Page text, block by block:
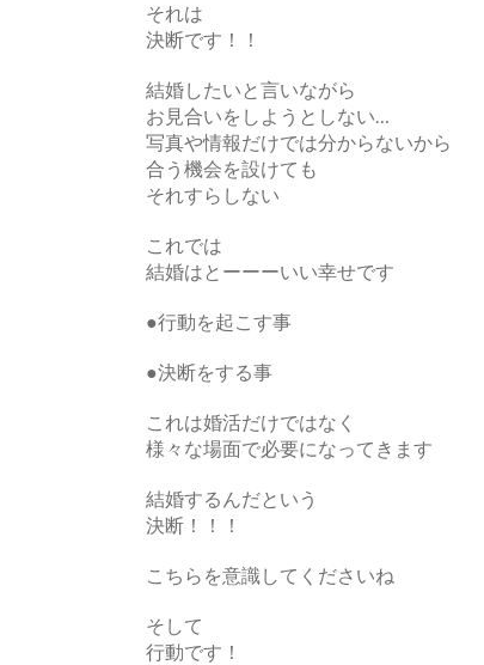
それは
決断です！！
結婚したいと言いながら
お見合いをしようとしない…
写真や情報だけでは分からないから
合う機会を設けても
それすらしない
これでは
結婚はとーーーいい幸せです
●行動を起こす事
●決断をする事
これは婚活だけではなく
様々な場面で必要になってきます
結婚するんだという
決断！！！
こちらを意識してくださいね
そして
行動です！